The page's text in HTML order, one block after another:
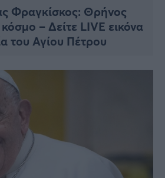
Φραγκίσκος: Θρήνος
– Δείτε LIVE εικόνα
του Αγίου Πέτρου